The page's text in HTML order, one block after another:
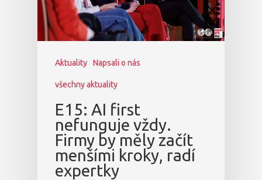
Aktuality Napsali o nás
všechny aktuality
E15: AI first
nefunguje vždy.
Firmy by měly začít
menšími kroky, radí
expertky